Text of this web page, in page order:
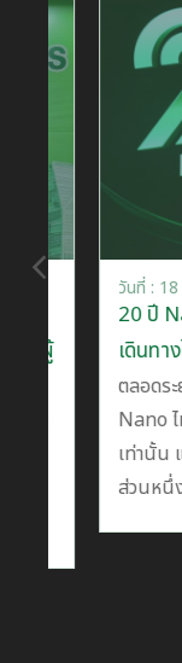
วันที่ : 18 มีนา
20 ปี
เดินทางไป
ตลอดระยะ
Nano ไม่ไ
เท่านั้น แต่
ส่วนหนึ่งใ